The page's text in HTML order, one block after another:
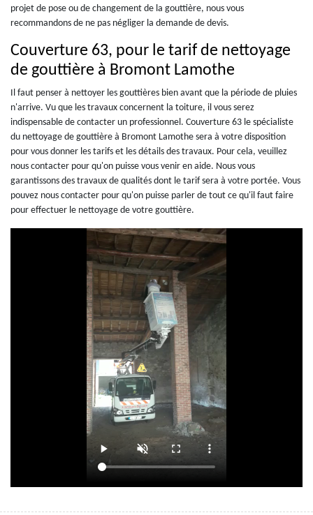
projet de pose ou de changement de la gouttière, nous vous
recommandons de ne pas négliger la demande de devis.
Couverture 63, pour le tarif de nettoyage
de gouttière à Bromont Lamothe
Il faut penser à nettoyer les gouttières bien avant que la période de pluies
n'arrive. Vu que les travaux concernent la toiture, il vous serez
indispensable de contacter un professionnel. Couverture 63 le spécialiste
du nettoyage de gouttière à Bromont Lamothe sera à votre disposition
pour vous donner les tarifs et les détails des travaux. Pour cela, veuillez
nous contacter pour qu'on puisse vous venir en aide. Nous vous
garantissons des travaux de qualités dont le tarif sera à votre portée. Vous
pouvez nous contacter pour qu'on puisse parler de tout ce qu'il faut faire
pour effectuer le nettoyage de votre gouttière.